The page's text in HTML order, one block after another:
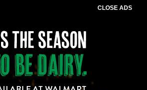
CLOSE ADS